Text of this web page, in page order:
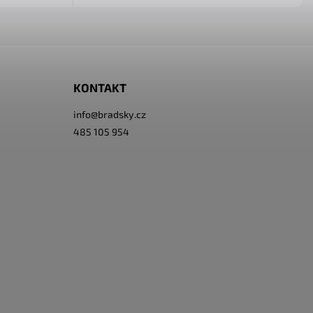
KONTAKT
info@bradsky.cz
485 105 954